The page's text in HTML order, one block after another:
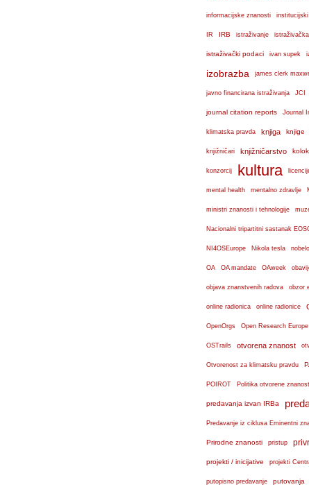
informacijske znanosti
IR IRB istraživanje
istraživački podaci ivan supek
izobrazba james clerk
javno financirana istraživanja JCI
journal citation reports Journal
klimatska pravda knjiga knjige
knjižničari knjižničarstvo
konzorcij kultura
mental health mentalno zdravlje
ministri znanosti i tehnologije
Nacionalni tripartitni sastanak
NI4OSEurope Nikola tesla
OA OA mandate OAweek
objava znanstvenih radova obzor
online radionica online radionice
OpenOrgs Open Research Europe
OSTrails otvorena znanost
Otvorenost za klimatsku pravdu
POIROT Politika otvorene
predavanja izvan IRBa
Predavanje iz ciklusa Eminentni
Prirodne znanosti pristup
projekti / inicijative projekti
putopisno predavanje putovanja